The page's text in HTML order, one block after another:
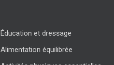
Éducation et dressage
Alimentation équilibrée